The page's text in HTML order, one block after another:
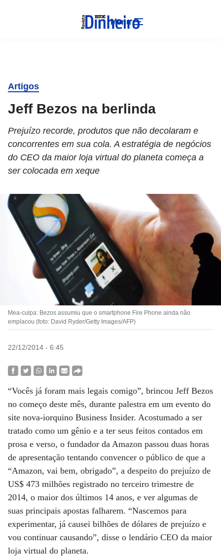
Menu
Artigos
Jeff Bezos na berlinda
Prejuízo recorde, produtos que não decolaram e
concorrentes em sua cola. A estratégia de negócios
do CEO da maior loja virtual do planeta começa a
ser colocada em xeque
Mea-culpa: Bezos assumiu que o smartphone Fire Phone ainda não
emplacou (foto: David Ryder/Getty Images/AFP)
22/12/2014 - 6:45
“Vocês já foram mais legais comigo”, brincou Jeff Bezos
no começo deste mês, durante palestra em um evento do
site nova-iorquino Business Insider. Acostumado a ser
tratado como um gênio e a ter seus feitos contados em
prosa e verso, o fundador da Amazon passou duas horas
de apresentação tentando convencer o público de que a
“Amazon, vai bem, obrigado”, a despeito do prejuízo de
US$ 473 milhões registrado no terceiro trimestre de
2014, o maior dos últimos 14 anos, e ver algumas de
suas principais apostas falharem. “Nascemos para
experimentar, já causei bilhões de dólares de prejuízo e
vou continuar causando”, disse o lendário CEO da maior
loja virtual do planeta.